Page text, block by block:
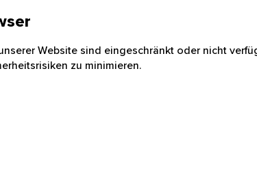
Website sind eingeschränkt oder nicht
zu minimieren.